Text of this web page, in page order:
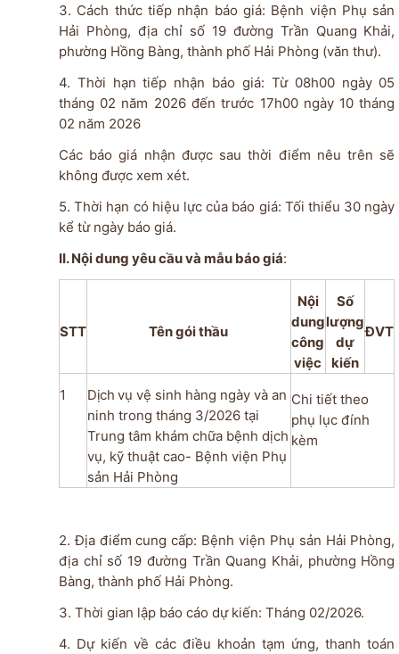
3. Cách thức tiếp nhận báo giá: Bệnh viện Phụ sản
Hải Phòng, địa chỉ số 19 đường Trần Quang Khải,
phường Hồng Bàng, thành phố Hải Phòng (văn thư).
4. Thời hạn tiếp nhận báo giá: Từ 08h00 ngày 05
tháng 02 năm 2026 đến trước 17h00 ngày 10 tháng
02 năm 2026
Các báo giá nhận được sau thời điểm nêu trên sẽ
không được xem xét.
5. Thời hạn có hiệu lực của báo giá: Tối thiểu 30 ngày
kể từ ngày báo giá.
II. Nội dung yêu cầu và mẫu báo giá:
STT Tên gói thầu
Nội
dung
công
việc
Số
lượng
dự
kiến
ĐVT
1 Dịch vụ vệ sinh hàng ngày và an
ninh trong tháng 3/2026 tại
Trung tâm khám chữa bệnh dịch
vụ, kỹ thuật cao- Bệnh viện Phụ
sản Hải Phòng
Chi tiết theo
phụ lục đính
kèm
2. Địa điểm cung cấp: Bệnh viện Phụ sản Hải Phòng,
địa chỉ số 19 đường Trần Quang Khải, phường Hồng
Bàng, thành phố Hải Phòng.
3. Thời gian lập báo cáo dự kiến: Tháng 02/2026.
4. Dự kiến về các điều khoản tạm ứng, thanh toán